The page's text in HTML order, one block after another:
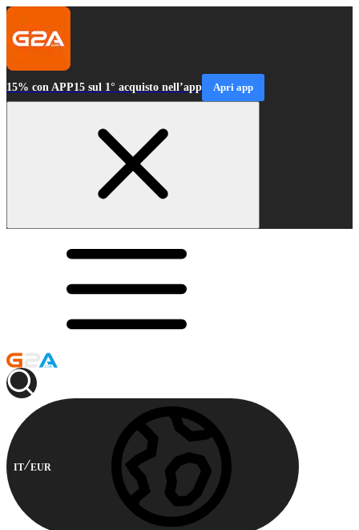
15% con APP15 sul 1° acquisto nell’app Apri app
IT EUR